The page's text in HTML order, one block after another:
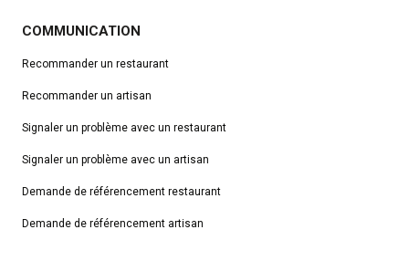
COMMUNICATION
Recommander un restaurant
Recommander un artisan
Signaler un problème avec un restaurant
Signaler un problème avec un artisan
Demande de référencement restaurant
Demande de référencement artisan